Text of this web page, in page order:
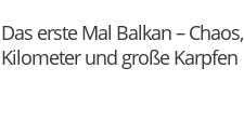
Das erste Mal Balkan – Chaos,
Kilometer und große Karpfen